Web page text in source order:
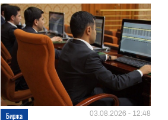
Биржа 03.08.2026 - 12:48